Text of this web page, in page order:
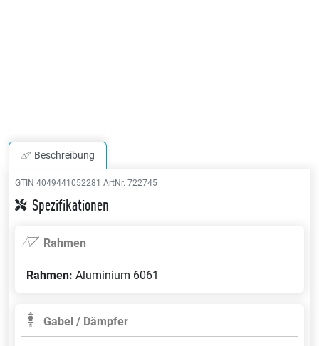
Beschreibung
GTIN 4049441052281 ArtNr. 722745
Spezifikationen
Rahmen
Rahmen: Aluminium 6061
Gabel / Dämpfer